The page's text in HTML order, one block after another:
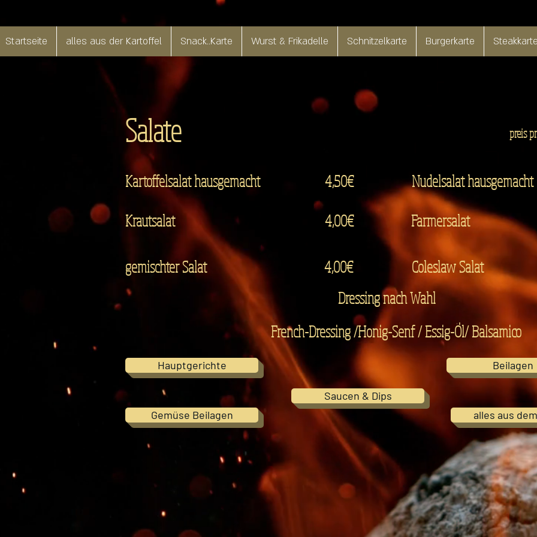
Startseite alles aus der Kartoffel Snack..Karte Wurst & Frikadelle Schnitzelkarte Burgerkarte
Salate
Kartoffelsalat hausgemacht 4,50€
preis
Nudelsalat hausgemacht
Krautsalat
4,00€ Farmersalat
gemischter Salat 4,00€
Coleslaw Salat
Dressing nach Wahl
French-Dressing /Honig-Senf / Essig-Öl/ Balsamico
Hauptgerichte
Gemüse Beilagen
Beilagen
Saucen & Dips
alles aus